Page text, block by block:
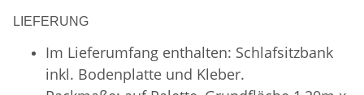
LIEFERUNG
Im Lieferumfang enthalten: Schlafsitzbank
inkl. Bodenplatte und Kleber.